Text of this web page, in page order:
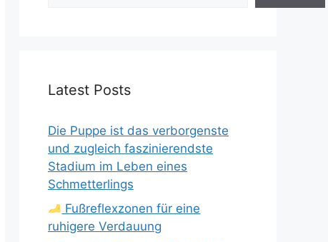
Latest Posts
Die Puppe ist das verborgenste
und zugleich faszinierendste
Stadium im Leben eines
Schmetterlings
Fußreflexzonen für eine
ruhigere Verdauung